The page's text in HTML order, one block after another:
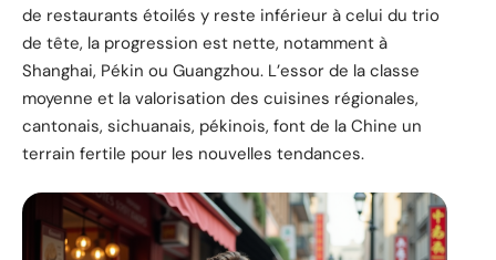
de restaurants étoilés y reste inférieur à celui du trio
de tête, la progression est nette, notamment à
Shanghai, Pékin ou Guangzhou. L’essor de la classe
moyenne et la valorisation des cuisines régionales,
cantonais, sichuanais, pékinois, font de la Chine un
terrain fertile pour les nouvelles tendances.